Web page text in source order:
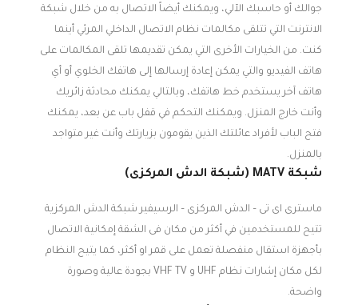
جوالك أو حاسبك الآلي، ويمكنك أيضاً الاتصال به من خلال شبكة
الانترنت التي تتلقى مكالمات نظام الاتصال الداخلي المرئي أينما
كنت. من الخيارات الأخرى التي يمكن تقديمها تلقى المكالمات على
هاتف الفيديو والتي يمكن إعادة إرسالها إلى هاتفك الخلوي أو أي
هاتف آخر يستخدم خط هاتفك، وبالتالي يمكنك محادثة زائريك
وأنت خارج المنزل. ويمكنك التحكم في قفل باب عن بعد، يمكنك
فتح الباب لأفراد عائلتك الذين يقومون بزيارتك وأنت غير متواجد
بالمنزل.
شبكة MATV (شبكة الدش المركزى)
ماسترى اى تى – الدش المركزى – الرسيفير شبكة الدش المركزية
تتيح للمستخدمين في أكثر من مكان فى الشقة إمكانية الاتصال
بأجهزة استقال منفصلة تعمل على قمر او أكثر، كما يتيح النظام
لكل مكان إشارات نظام UHF و VHF TV بجودة عالية وصورة
واضحة.